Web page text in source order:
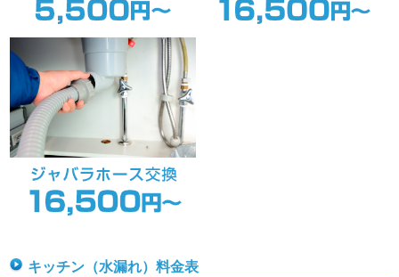
キッチン（水漏れ）料金表